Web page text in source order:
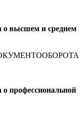
о высшем и среднем
профессиональной